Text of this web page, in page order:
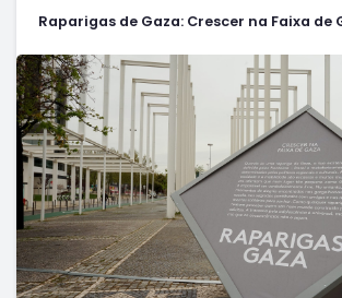
Raparigas de Gaza: Crescer na Faixa de